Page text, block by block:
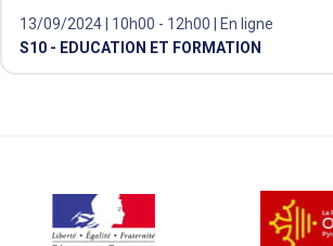
13/09/2024 | 10h00 - 12h00 | En ligne
S10 - EDUCATION ET FORMATION